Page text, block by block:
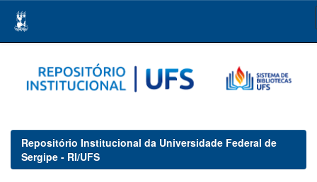
navigation
Repositório Institucional da Universidade Federal de
Sergipe - RI/UFS